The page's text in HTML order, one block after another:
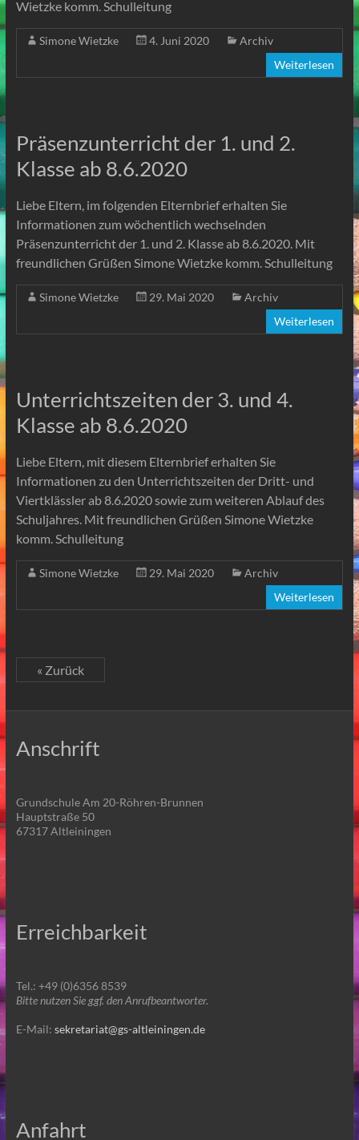
Wietzke komm. Schulleitung
Simone Wietzke 4. Juni 2020
Archiv
Weiterlesen
Präsenzunterricht der 1. und 2.
Klasse ab 8.6.2020
Liebe Eltern, im folgenden Elternbrief erhalten Sie
Informationen zum wöchentlich wechselnden
Präsenzunterricht der 1. und 2. Klasse ab 8.6.2020. Mit
freundlichen Grüßen Simone Wietzke komm. Schulleitung
Simone Wietzke 29. Mai 2020
Archiv
Weiterlesen
Unterrichtszeiten der 3. und 4.
Klasse ab 8.6.2020
Liebe Eltern, mit diesem Elternbrief erhalten Sie
Informationen zu den Unterrichtszeiten der Dritt- und
Viertklässler ab 8.6.2020 sowie zum weiteren Ablauf des
Schuljahres. Mit freundlichen Grüßen Simone Wietzke
komm. Schulleitung
Simone Wietzke 29. Mai 2020
Archiv
Weiterlesen
« Zurück
Anschrift
Grundschule Am 20-Röhren-Brunnen
Hauptstraße 50
67317 Altleiningen
Erreichbarkeit
Tel.: +49 (0)6356 8539
Bitte nutzen Sie ggf. den Anrufbeantworter.
E-Mail: sekretariat@gs-altleiningen.de
Anfahrt